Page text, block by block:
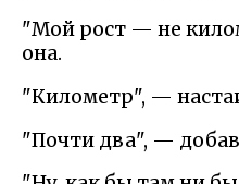
"Мой рост — не
она.
"Километр", —
"Почти два", —